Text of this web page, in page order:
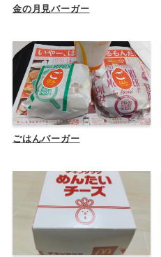
金の月見バーガー
ごはんバーガー